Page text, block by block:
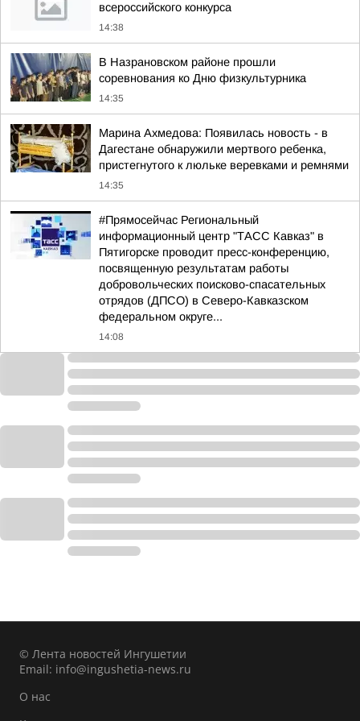
всероссийского конкурса
14:38
В Назрановском районе прошли
соревнования ко Дню физкультурника
14:35
Марина Ахмедова: Появилась новость - в
Дагестане обнаружили мертвого ребенка,
пристегнутого к люльке веревками и ремнями
14:35
#Прямосейчас Региональный
информационный центр "ТАСС Кавказ" в
Пятигорске проводит пресс-конференцию,
посвященную результатам работы
добровольческих поисково-спасательных
отрядов (ДПСО) в Северо-Кавказском
федеральном округе...
14:08
© Лента новостей Ингушетии
Email: info@ingushetia-news.ru
О нас